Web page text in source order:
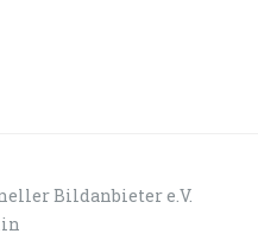
Bildanbieter e.V.